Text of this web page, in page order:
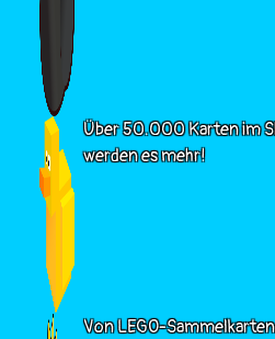
Über 50.000 Karten im
werden es mehr!
Von LEGO-